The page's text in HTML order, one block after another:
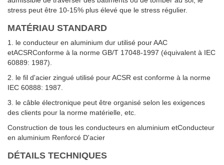
stress peut être 10-15% plus élevé que le stress régulier.
MATÉRIAU STANDARD
1. le conducteur en aluminium dur utilisé pour AAC
etACSRConforme à la norme GB/T 17048-1997 (équivalent à IEC
60889: 1987).
2. le fil d'acier zingué utilisé pour ACSR est conforme à la norme
IEC 60888: 1987.
3. le câble électronique peut être organisé selon les exigences
des clients pour la norme matérielle, etc.
Construction de tous les conducteurs en aluminium etConducteur
en aluminium Renforcé D'acier
DÉTAILS TECHNIQUES